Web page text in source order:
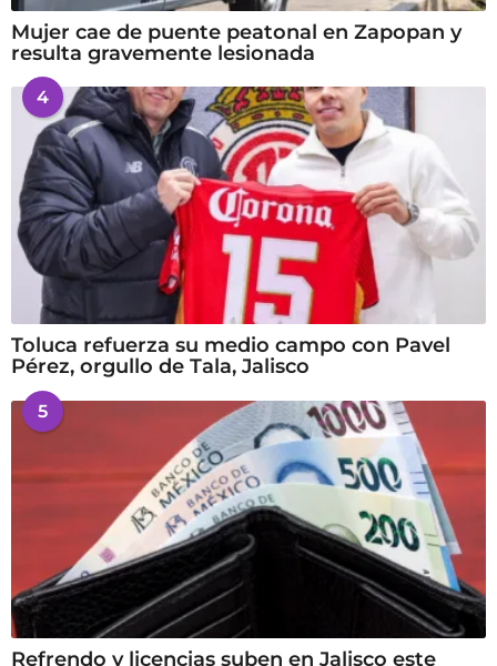
Mujer cae de puente peatonal en Zapopan y
resulta gravemente lesionada
4
Toluca refuerza su medio campo con Pavel
Pérez, orgullo de Tala, Jalisco
5
Refrendo y licencias suben en Jalisco este